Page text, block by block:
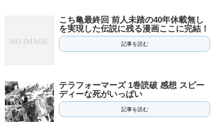
こち亀最終回 前人未踏の40年休載無し
を実現した伝説に残る漫画ここに完結！
記事を読む
テラフォーマーズ 1巻読破 感想 スピー
ディーな死がいっぱい
記事を読む